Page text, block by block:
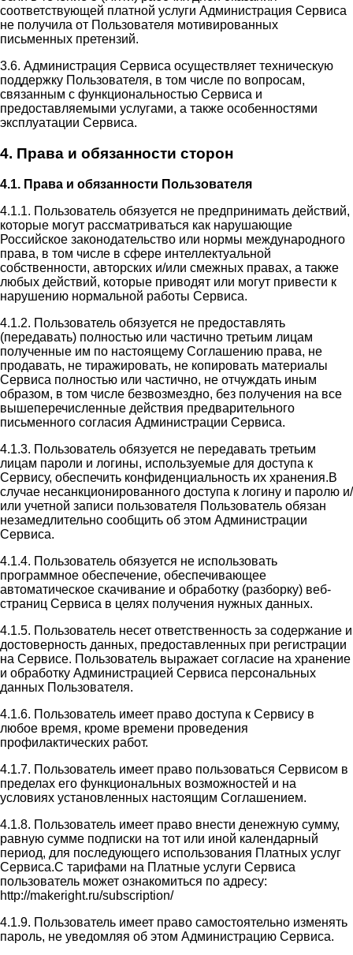
соответствующей платной услуги Администрация Сервиса
не получила от Пользователя мотивированных
письменных претензий.
3.6. Администрация Сервиса осуществляет техническую
поддержку Пользователя, в том числе по вопросам,
связанным с функциональностью Сервиса и
предоставляемыми услугами, а также особенностями
эксплуатации Сервиса.
4. Права и обязанности сторон
4.1. Права и обязанности Пользователя
4.1.1. Пользователь обязуется не предпринимать действий,
которые могут рассматриваться как нарушающие
Российское законодательство или нормы международного
права, в том числе в сфере интеллектуальной
собственности, авторских и/или смежных правах, а также
любых действий, которые приводят или могут привести к
нарушению нормальной работы Сервиса.
4.1.2. Пользователь обязуется не предоставлять
(передавать) полностью или частично третьим лицам
полученные им по настоящему Соглашению права, не
продавать, не тиражировать, не копировать материалы
Сервиса полностью или частично, не отчуждать иным
образом, в том числе безвозмездно, без получения на все
вышеперечисленные действия предварительного
письменного согласия Администрации Сервиса.
4.1.3. Пользователь обязуется не передавать третьим
лицам пароли и логины, используемые для доступа к
Сервису, обеспечить конфиденциальность их хранения.В
случае несанкционированного доступа к логину и паролю и/
или учетной записи пользователя Пользователь обязан
незамедлительно сообщить об этом Администрации
Сервиса.
4.1.4. Пользователь обязуется не использовать
программное обеспечение, обеспечивающее
автоматическое скачивание и обработку (разборку) веб-
страниц Сервиса в целях получения нужных данных.
4.1.5. Пользователь несет ответственность за содержание и
достоверность данных, предоставленных при регистрации
на Сервисе. Пользователь выражает согласие на хранение
и обработку Администрацией Сервиса персональных
данных Пользователя.
4.1.6. Пользователь имеет право доступа к Сервису в
любое время, кроме времени проведения
профилактических работ.
4.1.7. Пользователь имеет право пользоваться Сервисом в
пределах его функциональных возможностей и на
условиях установленных настоящим Соглашением.
4.1.8. Пользователь имеет право внести денежную сумму,
равную сумме подписки на тот или иной календарный
период, для последующего использования Платных услуг
Сервиса.С тарифами на Платные услуги Сервиса
пользователь может ознакомиться по адресу:
http://makeright.ru/subscription/
4.1.9. Пользователь имеет право самостоятельно изменять
пароль, не уведомляя об этом Администрацию Сервиса.